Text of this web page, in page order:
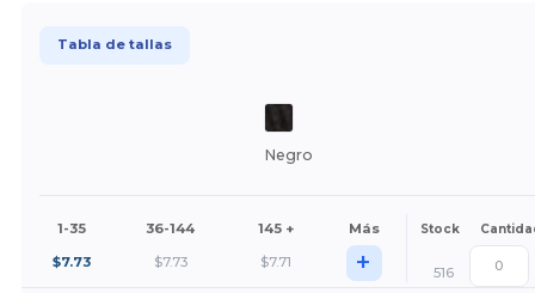
Tabla de tallas
Negro
1-35 36-144 145 + Más Stock
$7.73 $7.73 $7.71 + 516